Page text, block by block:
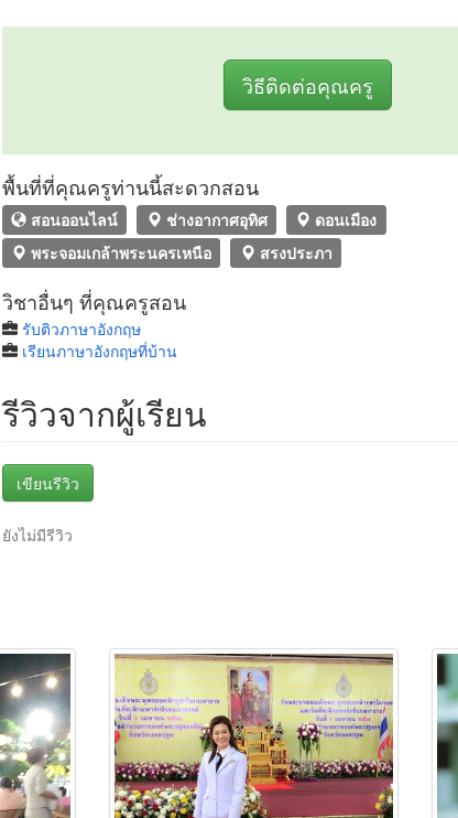
วิธีติดต่อคุณครู
พื้นที่ที่คุณครูท่านนี้สะดวกสอน
สอนออนไลน์ ช่างอากาศอุทิศ
ดอนเมือง
พระจอมเกล้าพระนครเหนือ
สรงประภา
วิชาอื่นๆ ที่คุณครูสอน
รับติวภาษาอังกฤษ
เรียนภาษาอังกฤษที่บ้าน
รีวิวจากผู้เรียน
เขียนรีวิว
ยังไม่มีรีวิว